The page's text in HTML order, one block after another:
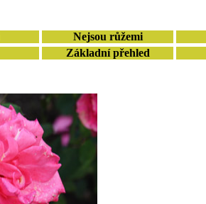
Nejsou růžemi
Základní přehled